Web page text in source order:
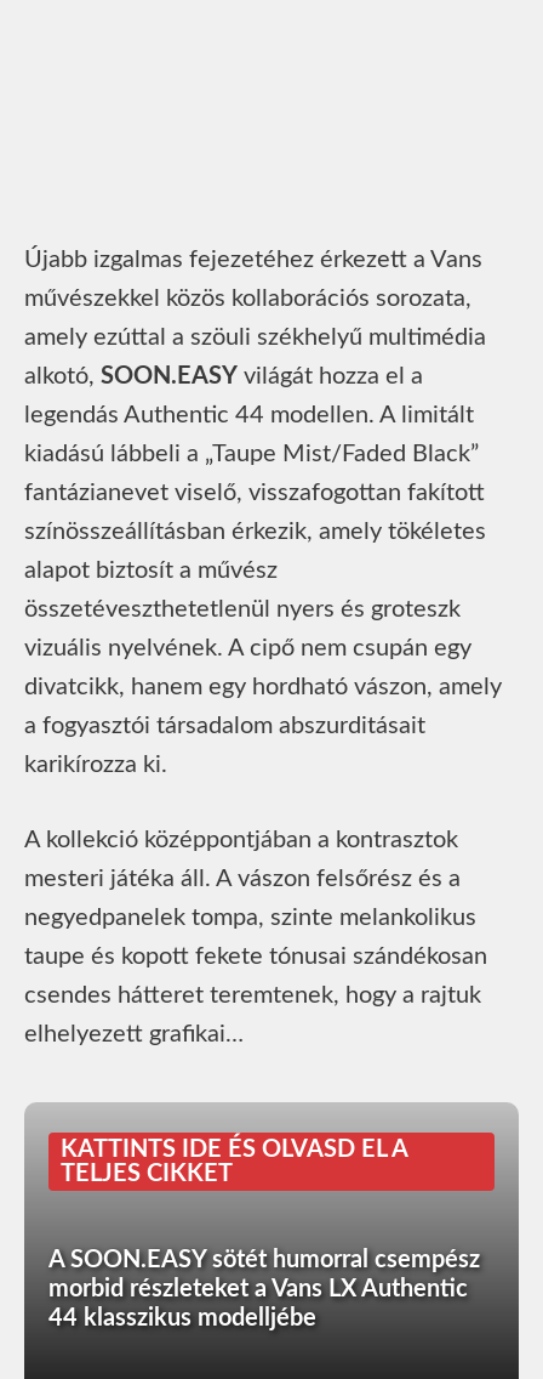
Újabb izgalmas fejezetéhez érkezett a Vans
művészekkel közös kollaborációs sorozata,
amely ezúttal a szöuli székhelyű multimédia
alkotó, SOON.EASY világát hozza el a
legendás Authentic 44 modellen. A limitált
kiadású lábbeli a „Taupe Mist/Faded Black”
fantázianevet viselő, visszafogottan fakított
színösszeállításban érkezik, amely tökéletes
alapot biztosít a művész
összetéveszthetetlenül nyers és groteszk
vizuális nyelvének. A cipő nem csupán egy
divatcikk, hanem egy hordható vászon, amely
a fogyasztói társadalom abszurditásait
karikírozza ki.
A kollekció középpontjában a kontrasztok
mesteri játéka áll. A vászon felsőrész és a
negyedpanelek tompa, szinte melankolikus
taupe és kopott fekete tónusai szándékosan
csendes hátteret teremtenek, hogy a rajtuk
elhelyezett grafikai…
KATTINTS IDE ÉS OLVASD EL A
TELJES CIKKET
A SOON.EASY sötét humorral csempész
morbid részleteket a Vans LX Authentic
44 klasszikus modelljébe